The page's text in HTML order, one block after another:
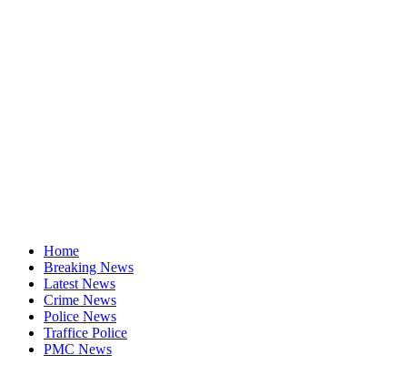
Home
Breaking News
Latest News
Crime News
Police News
Traffice Police
PMC News